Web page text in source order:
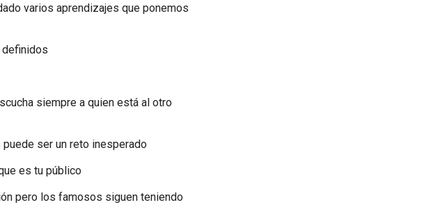
varios aprendizajes que ponemos
definidos
siempre a quien está al otro
ser un reto inesperado
es tu público
pero los famosos siguen teniendo